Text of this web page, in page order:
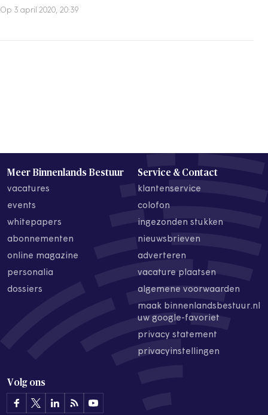
Op 3 april 2020, 20:39
Meer Binnenlands Bestuur
vacatures
events
whitepapers
abonnementen
online magazine
personalia
dossiers
Service & Contact
klantenservice
colofon
ingezonden stukken
nieuwsbrieven
adverteren
vacature plaatsen
algemene voorwaarden
maak binnenlandsbestuur.nl
uw google-favoriet
privacy statement
privacyinstellingen
Volg ons